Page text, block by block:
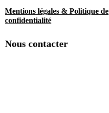
Mentions légales & Politique de
confidentialité
Nous contacter